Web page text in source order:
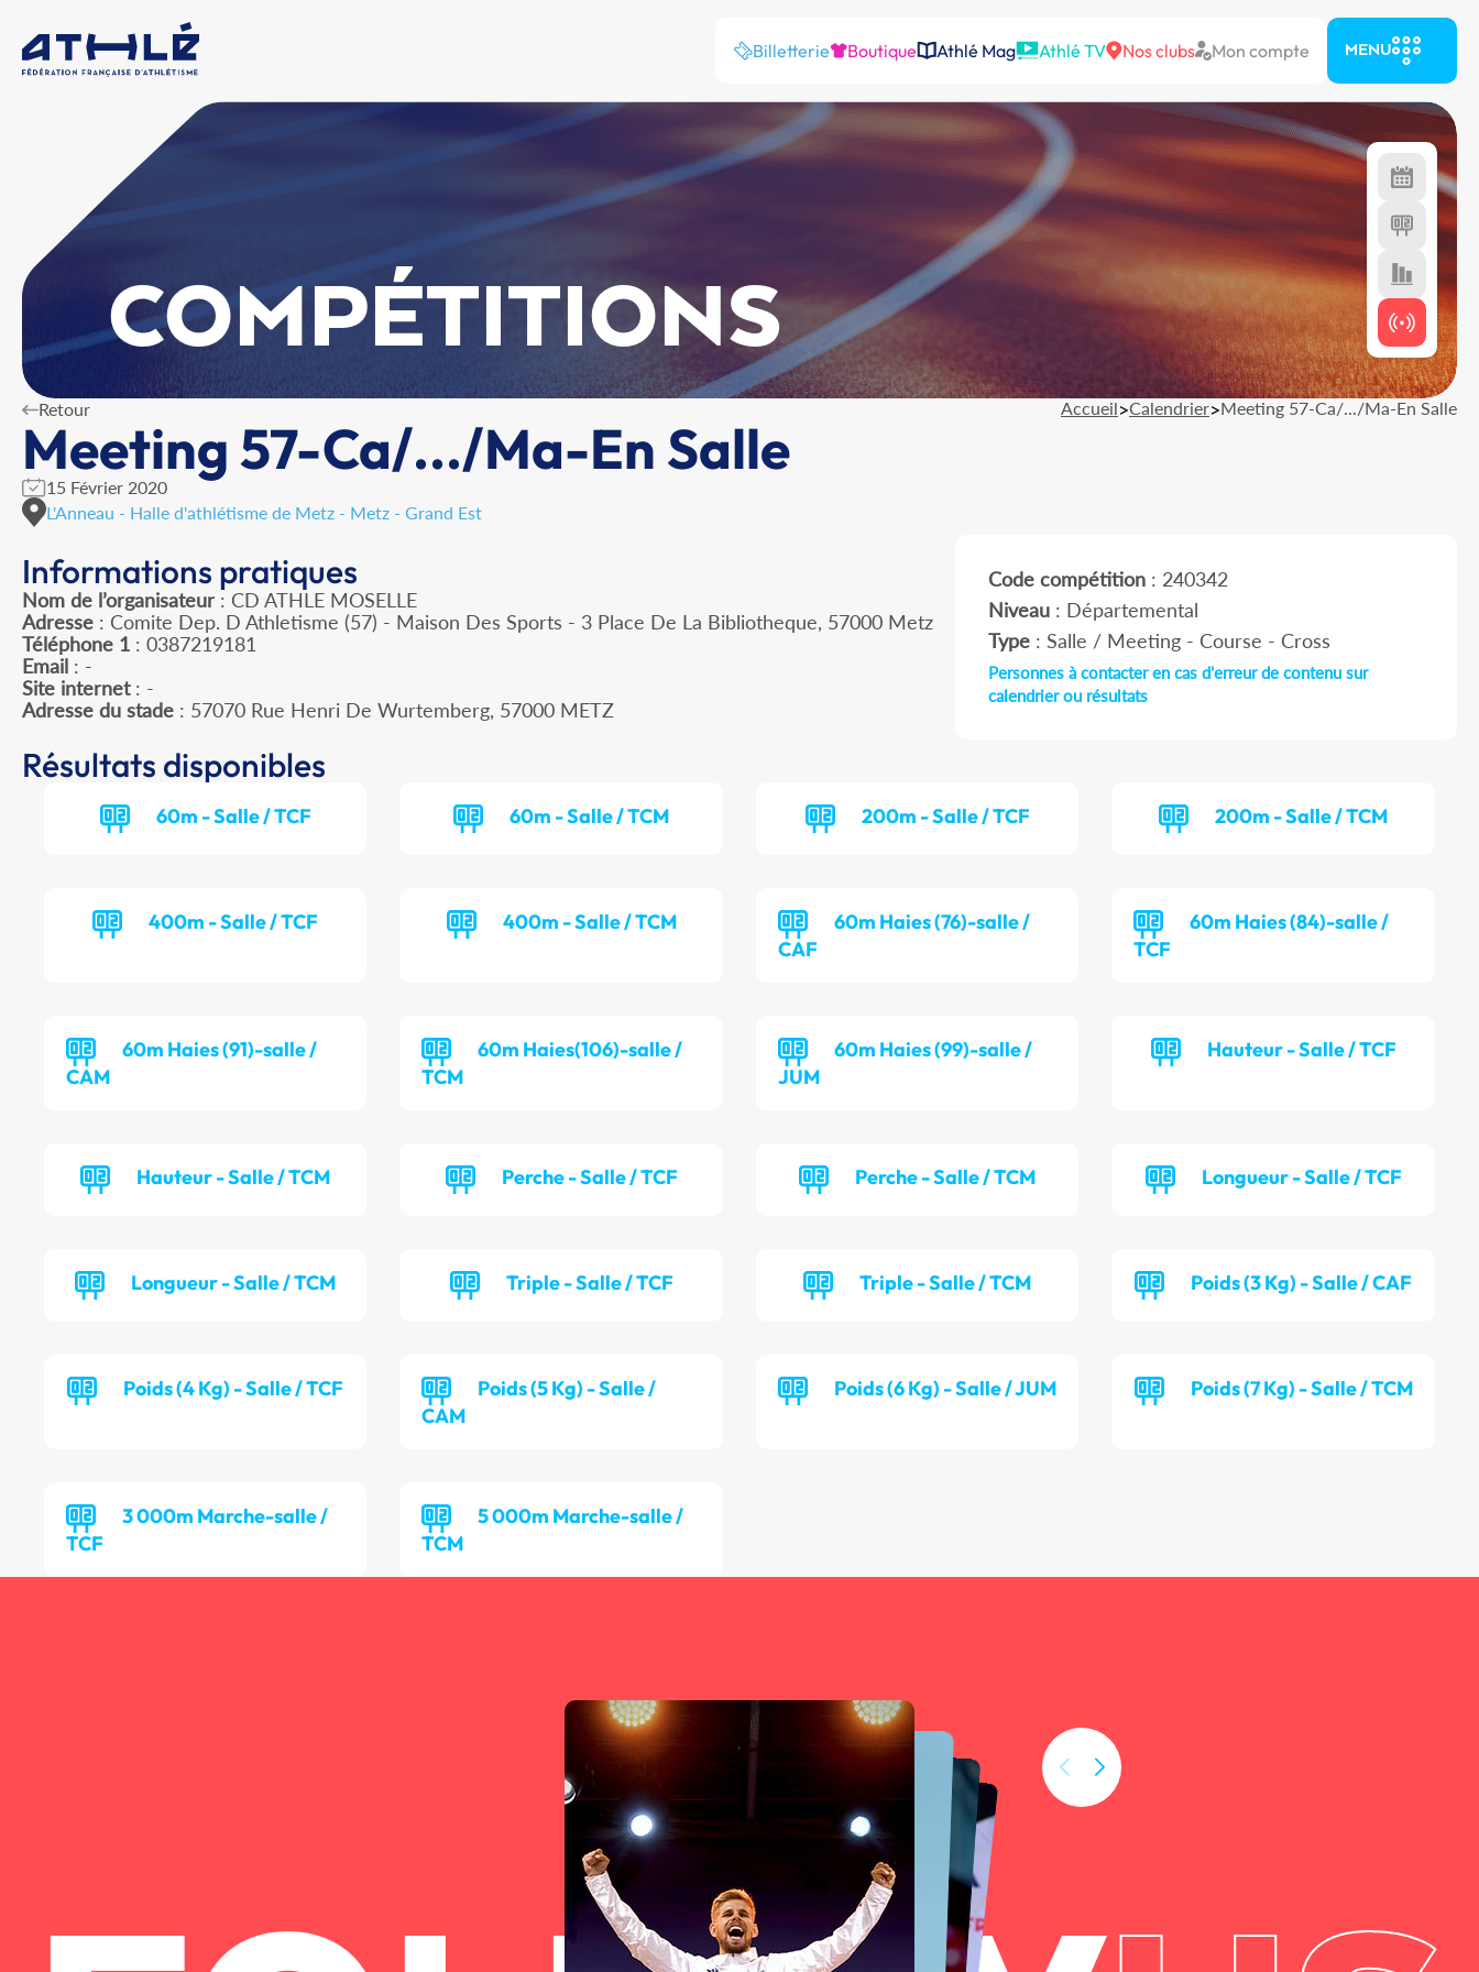
Billetterie Boutique Athlé Mag Athlé TV Nos clubs Mon compte MENU
COMPÉTITIONS
Retour Accueil>Calendrier>Meeting 57-Ca/.../Ma-En Salle
Meeting 57-Ca/.../Ma-En Salle
15 Février 2020
L'Anneau - Halle d'athlétisme de Metz - Metz - Grand Est
Informations pratiques
Nom de l’organisateur : CD ATHLE MOSELLE
Adresse : Comite Dep. D Athletisme (57) - Maison Des Sports - 3 Place De La Bibliotheque, 57000 Metz
Téléphone 1 : 0387219181
Email : -
Site internet: -
Adresse du stade : 57070 Rue Henri De Wurtemberg, 57000 METZ
Code compétition: 240342
Niveau: Départemental
Type: Salle / Meeting - Course - Cross
Personnes à contacter en cas d'erreur de contenu sur
calendrier ou résultats
Résultats disponibles
60m - Salle / TCF 60m - Salle / TCM 200m - Salle / TCF 200m - Salle / TCM
400m - Salle / TCF 400m - Salle / TCM
60m Haies (76)-salle /
CAF
60m Haies (84)-salle /
TCF
60m Haies (91)-salle /
CAM
60m Haies(106)-salle /
TCM
60m Haies (99)-salle /
JUM
Hauteur - Salle / TCF
Hauteur - Salle / TCM Perche - Salle / TCF Perche - Salle / TCM Longueur - Salle / TCF
Longueur - Salle / TCM Triple - Salle / TCF Triple - Salle / TCM Poids (3 Kg) - Salle / CAF
Poids (4 Kg) - Salle / TCF
Poids (5 Kg) - Salle /
CAM
Poids (6 Kg) - Salle / JUM Poids (7 Kg) - Salle / TCM
3 000m Marche-salle /
TCF
5 000m Marche-salle /
TCM